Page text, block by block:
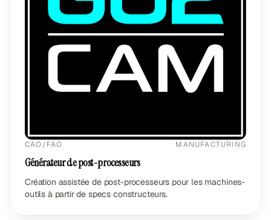
CAO/FAO MANUFACTURING
Générateur de post-processeurs
Création assistée de post-processeurs pour les machines-
outils à partir de specs constructeurs.